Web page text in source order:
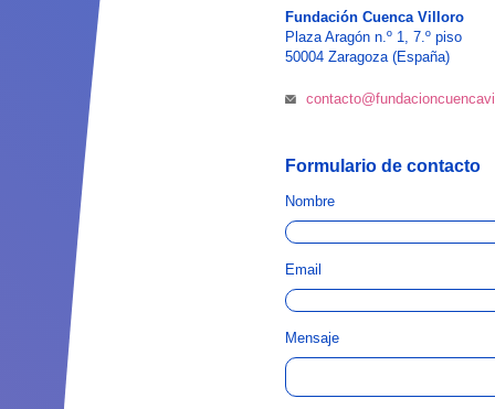
Fundación Cuenca Villoro
Plaza Aragón n.º 1, 7.º piso
50004 Zaragoza (España)
Formulario de contacto
Nombre
Email
Mensaje